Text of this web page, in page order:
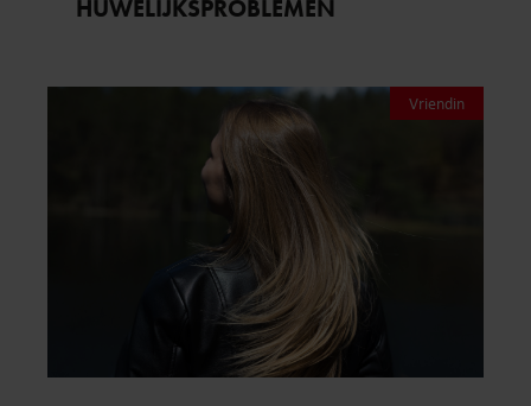
HUWELIJKSPROBLEMEN
Vriendin